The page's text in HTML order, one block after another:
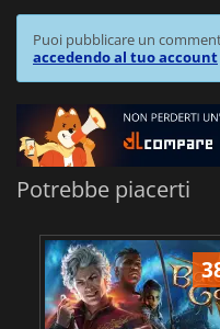
Puoi pubblicare un
accedendo al tuo account
Potrebbe piacerti